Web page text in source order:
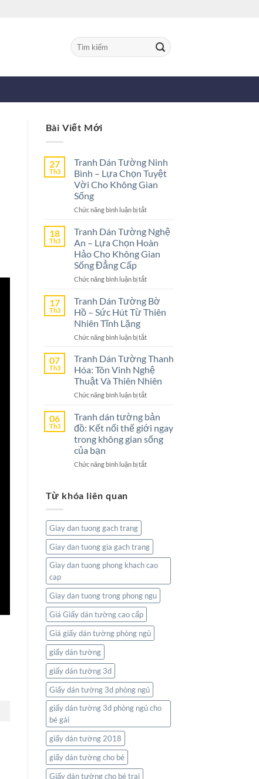
Tìm
kiếm:
Bài Viết Mới
27
Th3
Tranh Dán Tường Ninh
Bình – Lựa Chọn Tuyệt
Vời Cho Không Gian
Sống
Chức năng bình luận bị tắtở
Dán
Tường
Bình
Lựa
Tuyệt
Vời
Gian
18
Th3
Tranh Dán Tường Nghệ
An – Lựa Chọn Hoàn
Hảo Cho Không Gian
Sống Đẳng Cấp
Chức năng bình luận bị tắtở
Dán
Tường
Nghệ
–
Chọn
Hoàn
Hảo
Không
Sống
Đẳng
Cấp
17
Th3
Tranh Dán Tường Bờ
Hồ – Sức Hút Từ Thiên
Nhiên Tĩnh Lặng
Chức năng bình luận bị tắtở
Dán
Tường
Bờ
Hồ
–
Hút
Từ
Thiên
Nhiên
Lặng
07
Th3
Tranh Dán Tường Thanh
Hóa: Tôn Vinh Nghệ
Thuật Và Thiên Nhiên
Chức năng bình luận bị tắtở
Dán
Tường
Thanh
Hóa:
Vinh
06
Th3
Tranh dán tường bản
đồ: Kết nối thế giới ngay
trong không gian sống
của bạn
Chức năng bình luận bị tắtở
giới
ngay
không
gian
sống
bạn
Từ khóa liên quan
Giay dan tuong gach trang
Giay dan tuong gia gach trang
Giay dan tuong phong khach cao
cap
Giay dan tuong trong phong ngu
Giá Giấy dán tường cao cấp
Giá giấy dán tường phòng ngủ
giấy dán tường
giấy dán tường 3d
Giấy dán tường 3d phòng ngủ
giấy dán tường 3d phòng ngủ cho
bé gái
giấy dán tường 2018
giấy dán tường cho bé
Giấy dán tường cho bé trai